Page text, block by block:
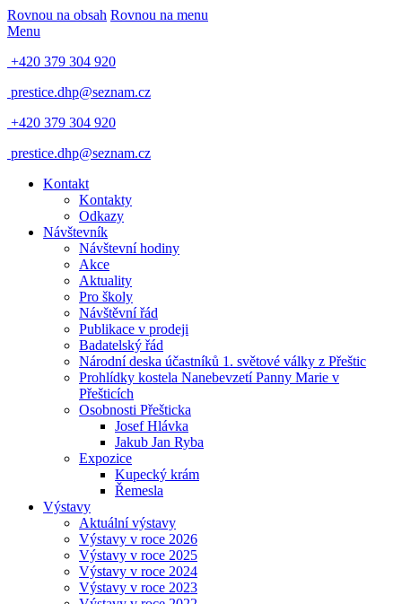
Rovnou na obsah Rovnou na menu
Menu
+420 379 304 920
prestice.dhp@seznam.cz
+420 379 304 920
prestice.dhp@seznam.cz
Kontakt
Kontakty
Odkazy
Návštevník
Návštevní hodiny
Akce
Aktuality
Pro školy
Návštěvní řád
Publikace v prodeji
Badatelský řád
Národní deska účastníků 1. světové války z Přeštic
Prohlídky kostela Nanebevzetí Panny Marie v
Přešticích
Osobnosti Přešticka
Josef Hlávka
Jakub Jan Ryba
Expozice
Kupecký krám
Řemesla
Výstavy
Aktuální výstavy
Výstavy v roce 2026
Výstavy v roce 2025
Výstavy v roce 2024
Výstavy v roce 2023